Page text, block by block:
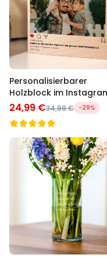
Personalisierbarer
Holzblock im
Style
24,99 €34,99 € -29%